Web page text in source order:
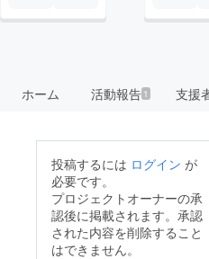
ホーム 活動報告1 支援
投稿するには ログイン が
必要です。
プロジェクトオーナーの承
認後に掲載されます。承認
された内容を削除すること
はできません。